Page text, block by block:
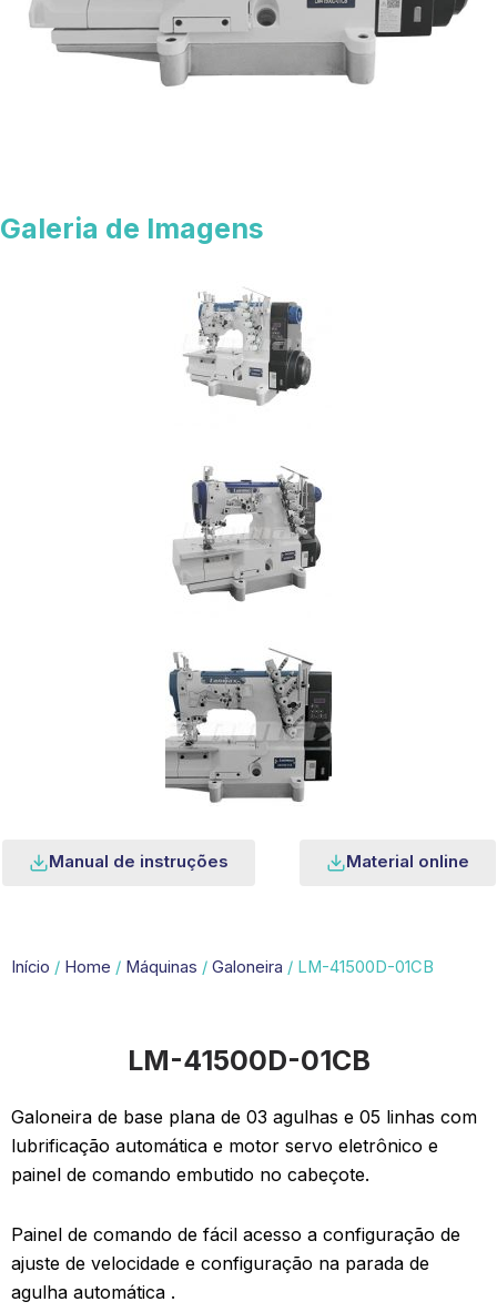
Galeria de Imagens
Manual de instruções Material online
Início / Home / Máquinas / Galoneira / LM-41500D-01CB
LM-41500D-01CB
Galoneira de base plana de 03 agulhas e 05 linhas com
lubrificação automática e motor servo eletrônico e
painel de comando embutido no cabeçote.
Painel de comando de fácil acesso a configuração de
ajuste de velocidade e configuração na parada de
agulha automática .